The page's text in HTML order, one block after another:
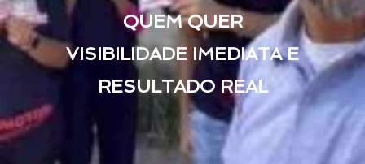
QUEM QUER
VISIBILIDADE IMEDIATA E
RESULTADO REAL